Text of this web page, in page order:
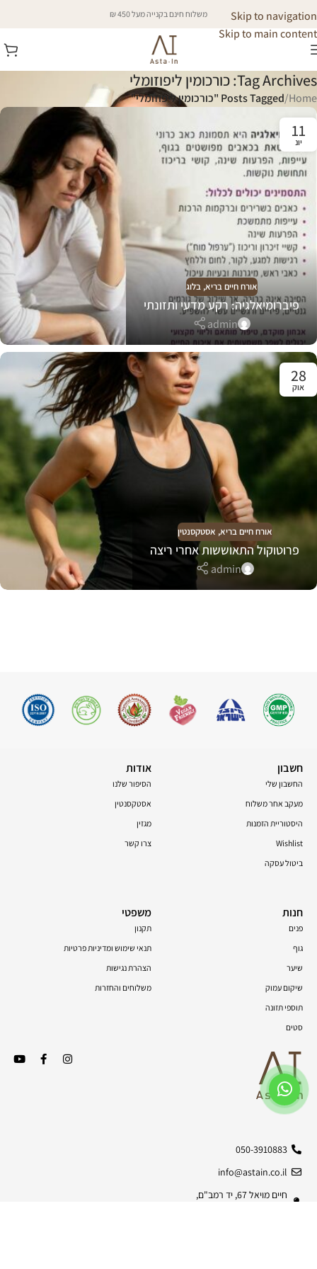
Skip to navigation
Skip to main content
משלוח חינם בקנייה מעל 450 ₪
Tag Archives: כורכומין ליפוזומלי
Home
/Posts Tagged "כורכומין ליפוזומלי"
11
יונ
אורח חיים בריא,בלוג
פיברומיאלגיה: רקע מדעי ותזונתי
admin
28
אוק
אורח חיים בריא, אסטקסנטין
פרוטוקול התאוששות אחרי ריצה
admin
050-3910883
info@astain.co.il
חיים מויאל 67, יד רמב"ם,
חשבון
החשבון שלי
מעקב אחר משלוח
היסטוריית הזמנות
Wishlist
ביטול עסקה
אודות
הסיפור שלנו
אסטקסנטין
מגזין
צרו קשר
חנות
פנים
גוף
שיער
שיקום עמוק
תוספי תזונה
סטים
משפטי
תקנון
תנאי שימוש ומדיניות פרטיות
הצהרת נגישות
משלוחים והחזרות